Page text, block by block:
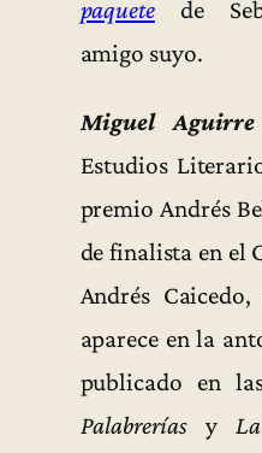
paquetede
amigo suyo.
Miguel Aguirre
Estudios
premio Andrés
de finalista en el
Andrés
aparece en la
publicado en
Palabreríasy